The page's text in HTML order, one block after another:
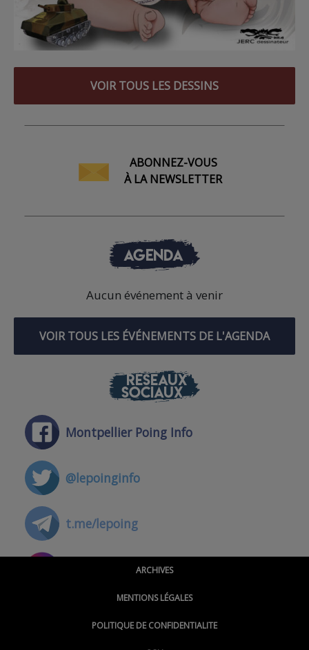
VOIR TOUS LES DESSINS
ABONNEZ-VOUS
À LA NEWSLETTER
AGENDA
Aucun événement à venir
VOIR TOUS LES ÉVÉNEMENTS DE L'AGENDA
RÉSEAUX
SOCIAUX
Montpellier Poing Info
@lepoinginfo
t.me/lepoing
@montpellierpoinginfo
ARCHIVES
MENTIONS LÉGALES
POLITIQUE DE CONFIDENTIALITE